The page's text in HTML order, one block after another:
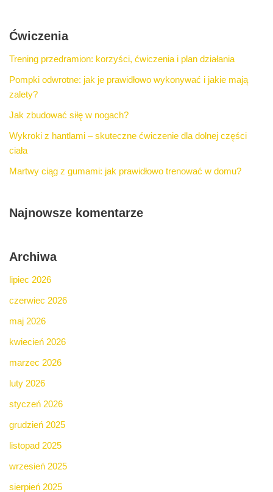
Ćwiczenia
Trening przedramion: korzyści, ćwiczenia i plan działania
Pompki odwrotne: jak je prawidłowo wykonywać i jakie mają
zalety?
Jak zbudować siłę w nogach?
Wykroki z hantlami – skuteczne ćwiczenie dla dolnej części
ciała
Martwy ciąg z gumami: jak prawidłowo trenować w domu?
Najnowsze komentarze
Archiwa
lipiec 2026
czerwiec 2026
maj 2026
kwiecień 2026
marzec 2026
luty 2026
styczeń 2026
grudzień 2025
listopad 2025
wrzesień 2025
sierpień 2025